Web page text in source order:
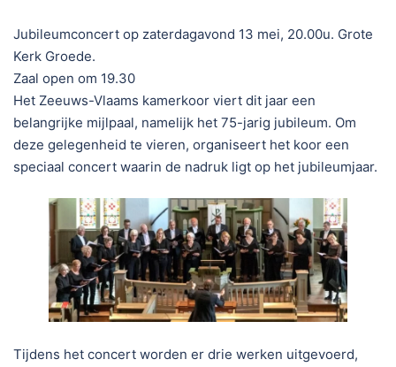
Jubileumconcert op zaterdagavond 13 mei, 20.00u. Grote
Kerk Groede.
Zaal open om 19.30
Het Zeeuws-Vlaams kamerkoor viert dit jaar een
belangrijke mijlpaal, namelijk het 75-jarig jubileum. Om
deze gelegenheid te vieren, organiseert het koor een
speciaal concert waarin de nadruk ligt op het jubileumjaar.
Tijdens het concert worden er drie werken uitgevoerd,